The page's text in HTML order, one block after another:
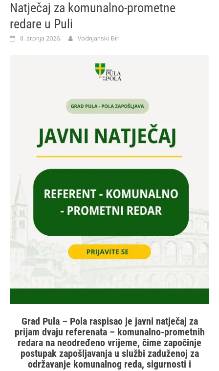
Natječaj za komunalno‑prometne
redare u Puli
8. srpnja 2026. Vodnjanski Đir
Grad Pula – Pola raspisao je javni natječaj za
prijam dvaju referenata – komunalno‑prometnih
redara na neodređeno vrijeme, čime započinje
postupak zapošljavanja u službi zaduženoj za
održavanje komunalnog reda, sigurnosti i